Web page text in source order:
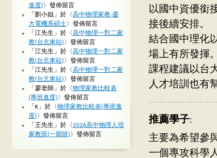
以國中資優銜
接後續安排。
結合國中理化
場上有所發揮
課程建議以台
人才培訓也有
推薦學子:
主要為希望參
一個專攻科學
進度) 〉發佈留言
「 劉小姐 」於〈 高中物理家教-臺
大電機系碩士〉發佈留言
「 江先生 」於〈 高中物理一對二家
教(台北車站) 〉發佈留言
「 江先生 」於〈 高中物理一對二家
教(台北車站) 〉發佈留言
「 江先生 」於〈 高中物理一對二家
教(台北車站) 〉發佈留言
「 廖老師 」於〈物理家教比較表
(專班進度) 〉發佈留言
「 K」於〈物理家教比較表(專班進
度) 〉發佈留言
「 王先生 」於〈2026高中物理人培
家教班(一期班) 〉發佈留言